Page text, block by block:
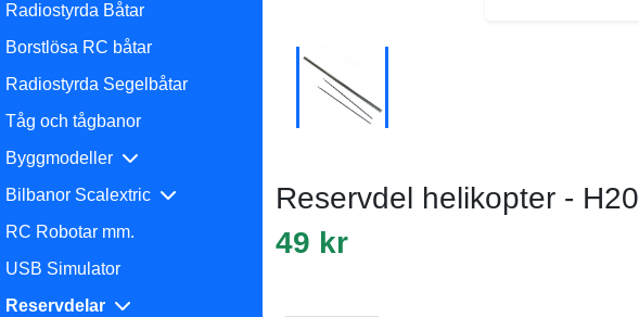
Radiostyrda Båtar
Borstlösa RC båtar
Radiostyrda Segelbåtar
Tåg och tågbanor
Byggmodeller
Bilbanor Scalextric
RC Robotar mm.
USB Simulator
Reservdelar
Reservdel helikopter -
49 kr